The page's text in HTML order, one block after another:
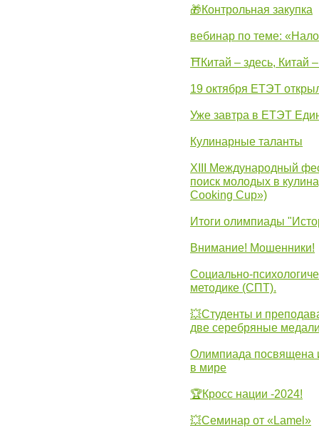
🎁Контрольная закупка
вебинар по теме:
⛩Китай – здесь, Китай
19 октября ЕТЭТ
Уже завтра в ЕТЭТ
Кулинарные таланты
XIII Международный
поиск молодых в
Cooking Cup»)
Итоги олимпиады
Внимание! Мошенники!
Социально-
методике (СПТ).
💥Студенты и
две серебряные
Олимпиада посвящена
в мире
🏆Кросс нации -2024!
💥Семинар от «Lamel»